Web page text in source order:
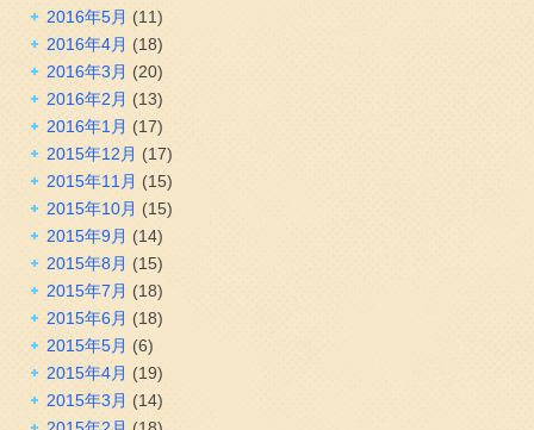
2016年5月 (11)
2016年4月 (18)
2016年3月 (20)
2016年2月 (13)
2016年1月 (17)
2015年12月 (17)
2015年11月 (15)
2015年10月 (15)
2015年9月 (14)
2015年8月 (15)
2015年7月 (18)
2015年6月 (18)
2015年5月 (6)
2015年4月 (19)
2015年3月 (14)